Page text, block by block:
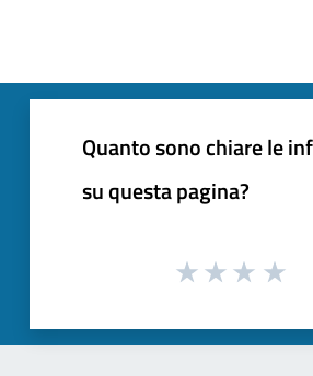
Quanto sono chiare le
su questa pagina?